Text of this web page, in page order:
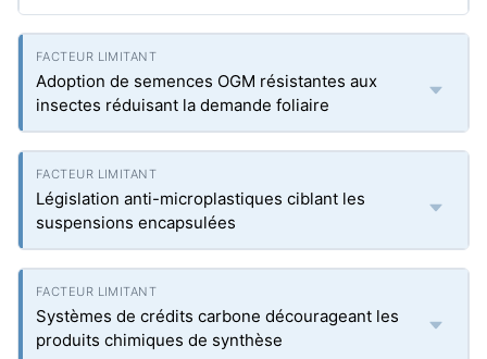
Adoption de semences OGM résistantes aux
insectes réduisant la demande foliaire
Législation anti-microplastiques ciblant les
suspensions encapsulées
Systèmes de crédits carbone décourageant les
produits chimiques de synthèse